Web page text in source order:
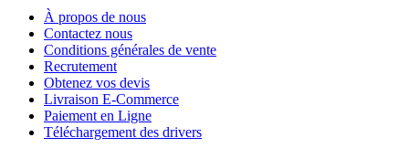
À propos de nous
Contactez nous
Conditions générales de vente
Recrutement
Obtenez vos devis
Livraison E-Commerce
Paiement en Ligne
Téléchargement des drivers